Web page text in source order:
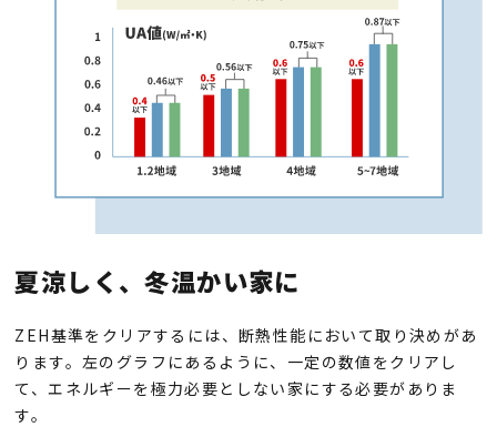
夏涼しく、冬温かい家に
ZEH基準をクリアするには、断熱性能において取り決めがあ
ります。左のグラフにあるように、一定の数値をクリアし
て、エネルギーを極力必要としない家にする必要がありま
す。